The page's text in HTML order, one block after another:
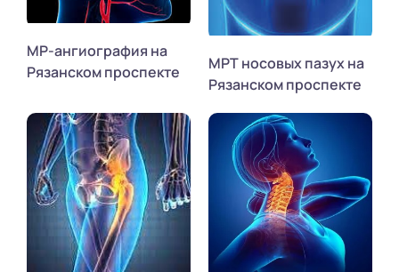
МР-ангиография на
Рязанском проспекте
МРТ носовых пазух на
Рязанском проспекте